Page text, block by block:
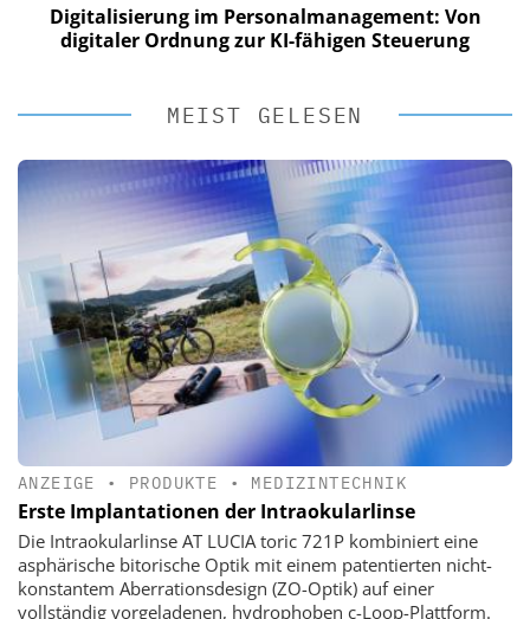
Digitalisierung im Personalmanagement: Von
digitaler Ordnung zur KI-fähigen Steuerung
MEIST GELESEN
ANZEIGE • PRODUKTE • MEDIZINTECHNIK
Erste Implantationen der Intraokularlinse
Die Intraokularlinse AT LUCIA toric 721P kombiniert eine
asphärische bitorische Optik mit einem patentierten nicht-
konstantem Aberrationsdesign (ZO-Optik) auf einer
vollständig vorgeladenen, hydrophoben c-Loop-Plattform.